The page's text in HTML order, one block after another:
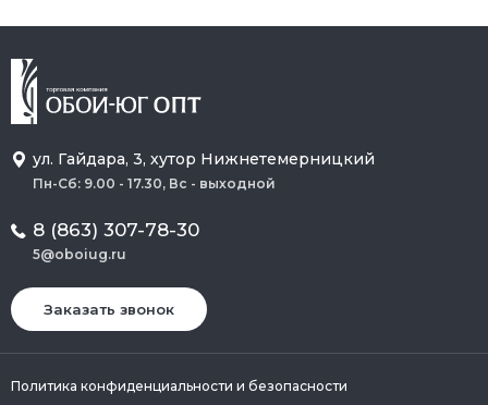
ул. Гайдара, 3, хутор Нижнетемерницкий
Пн-Сб: 9.00 - 17.30, Вс - выходной
8 (863) 307-78-30
5@oboiug.ru
Заказать звонок
Политика конфиденциальности и безопасности